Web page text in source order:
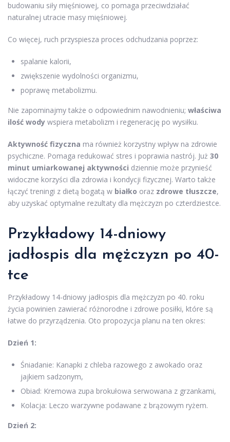
budowaniu siły mięśniowej, co pomaga przeciwdziałać
naturalnej utracie masy mięśniowej.
Co więcej, ruch przyspiesza proces odchudzania poprzez:
spalanie kalorii,
zwiększenie wydolności organizmu,
poprawę metabolizmu.
Nie zapominajmy także o odpowiednim nawodnieniu; właściwa
ilość wody wspiera metabolizm i regenerację po wysiłku.
Aktywność fizyczna ma również korzystny wpływ na zdrowie
psychiczne. Pomaga redukować stres i poprawia nastrój. Już 30
minut umiarkowanej aktywności dziennie może przynieść
widoczne korzyści dla zdrowia i kondycji fizycznej. Warto także
łączyć treningi z dietą bogatą w białko oraz zdrowe tłuszcze,
aby uzyskać optymalne rezultaty dla mężczyzn po czterdziestce.
Przykładowy 14-dniowy
jadłospis dla mężczyzn po 40-
tce
Przykładowy 14-dniowy jadłospis dla mężczyzn po 40. roku
życia powinien zawierać różnorodne i zdrowe posiłki, które są
łatwe do przyrządzenia. Oto propozycja planu na ten okres:
Dzień 1:
Śniadanie: Kanapki z chleba razowego z awokado oraz
jajkiem sadzonym,
Obiad: Kremowa zupa brokułowa serwowana z grzankami,
Kolacja: Leczo warzywne podawane z brązowym ryżem.
Dzień 2: